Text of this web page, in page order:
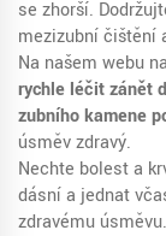
se zhorší.
mezizubní čištění
Na našem webu
rychle léčit zánět
zubního kamene
úsměv zdravý.
Nechte bolest a
dásní a jednat
zdravému úsměvu.